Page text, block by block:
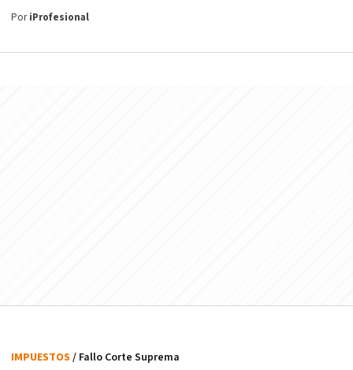
PoriProfesional
IMPUESTOS / Fallo Corte Suprema